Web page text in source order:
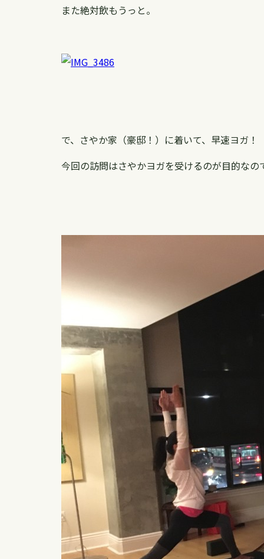
また絶対飲もうっと。
で、さやか家（豪邸！）に着いて、早速ヨガ！
今回の訪問はさやかヨガを受けるのが目的なの